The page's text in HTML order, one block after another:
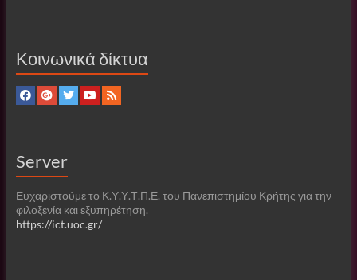
Κοινωνικά δίκτυα
Server
Ευχαριστούμε το Κ.Υ.Υ.Τ.Π.Ε. του Πανεπιστημίου Κρήτης για την
φιλοξενία και εξυπηρέτηση.
https://ict.uoc.gr/